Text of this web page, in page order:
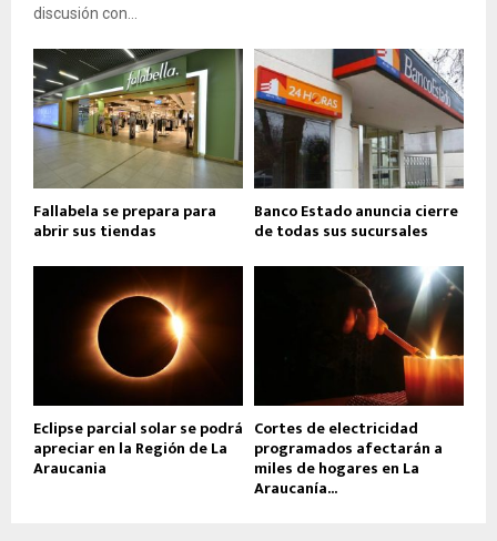
discusión con...
Fallabela se prepara para
abrir sus tiendas
Banco Estado anuncia cierre
de todas sus sucursales
Eclipse parcial solar se podrá
apreciar en la Región de La
Araucania
Cortes de electricidad
programados afectarán a
miles de hogares en La
Araucanía...